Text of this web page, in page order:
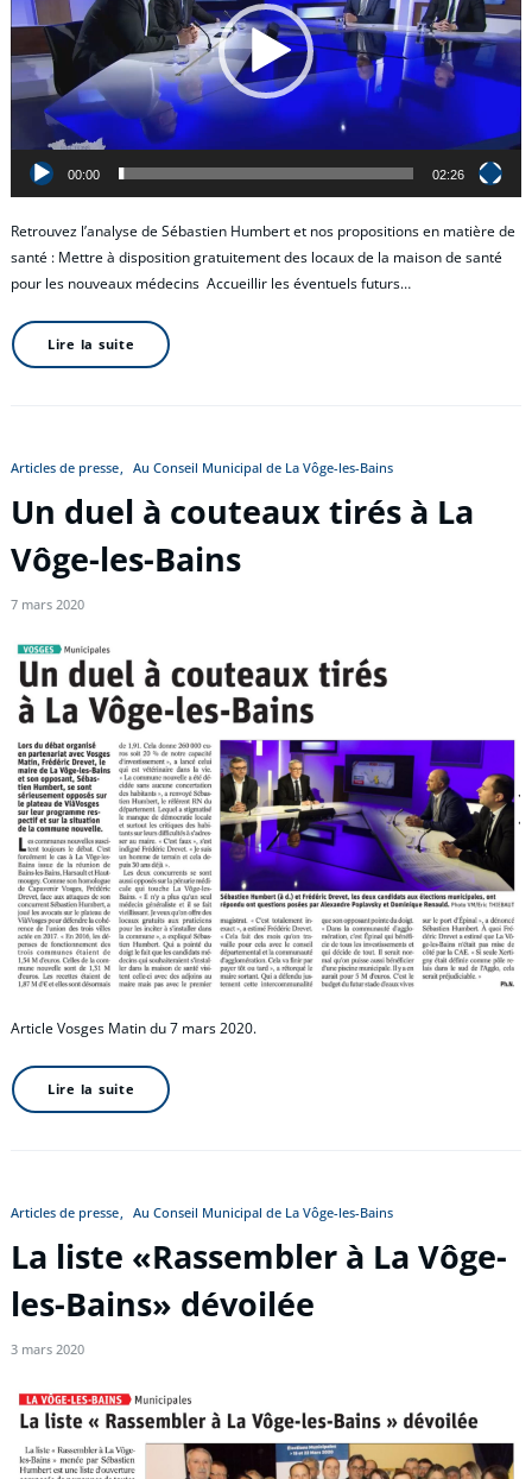
00:00 02:26
Retrouvez l’analyse de Sébastien Humbert et nos propositions en matière de
santé : Mettre à disposition gratuitement des locaux de la maison de santé
pour les nouveaux médecins Accueillir les éventuels futurs…
Lire la suite
Articles de presse Au Conseil Municipal de La Vôge-les-Bains
Un duel à couteaux tirés à La
Vôge-les-Bains
7 mars 2020
Article Vosges Matin du 7 mars 2020.
Lire la suite
Articles de presse Au Conseil Municipal de La Vôge-les-Bains
La liste «Rassembler à La Vôge-
les-Bains» dévoilée
3 mars 2020